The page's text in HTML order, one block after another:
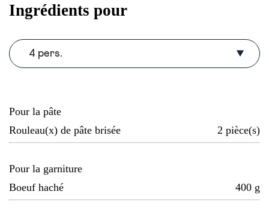
Ingrédients pour
4 pers.
Pour la pâte
Rouleau(x) de pâte brisée
2 pièce(s)
Pour la garniture
Boeuf haché
400 g